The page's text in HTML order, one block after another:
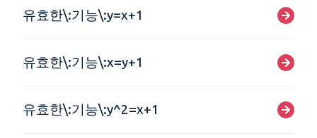
유효한\:기능\:y=x+1
유효한\:기능\:x=y+1
유효한\:기능\:y^2=x+1